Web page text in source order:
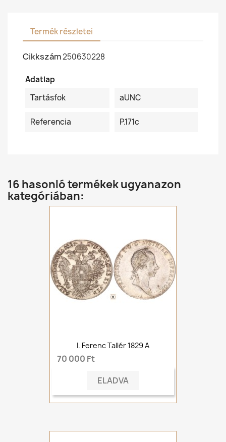
Termék részletei
Cikkszám250630228
Adatlap
Tartásfok
aUNC
Referencia P.171c
16 hasonló termékek ugyanazon
kategóriában:
I. Ferenc Tallér 1829 A
70 000 Ft
ELADVA